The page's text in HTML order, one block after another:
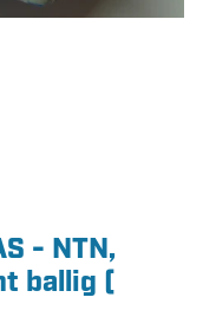
- NTN,
ballig (